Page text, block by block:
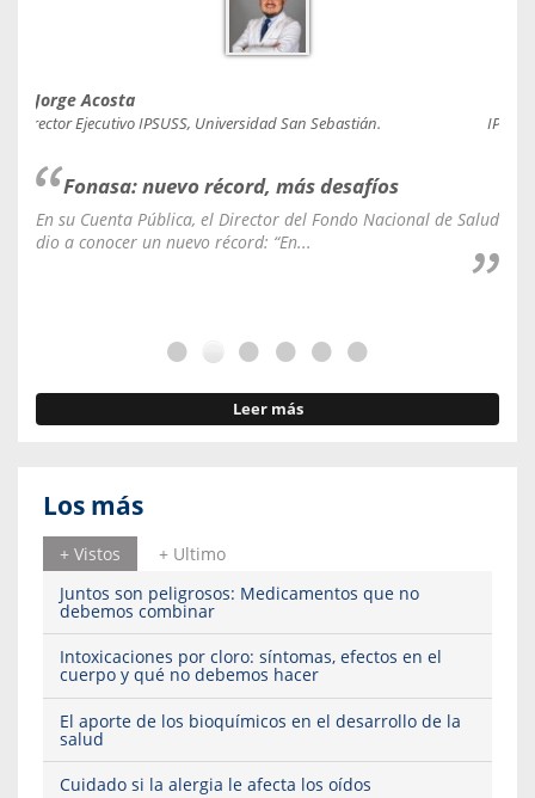
Jorge Acosta
Director Ejecutivo IPSUSS, Universidad San Sebastián.
Fonasa: nuevo récord, más desafíos
En su Cuenta Pública, el Director del Fondo Nacional de Salud
dio a conocer un nuevo récord: “En...
Leer más
Los más
+ Vistos
+ Ultimo
Juntos son peligrosos: Medicamentos que no
debemos combinar
Intoxicaciones por cloro: síntomas, efectos en el
cuerpo y qué no debemos hacer
El aporte de los bioquímicos en el desarrollo de la
salud
Cuidado si la alergia le afecta los oídos